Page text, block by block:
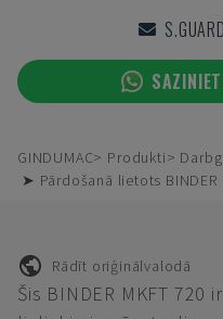
GINDUMAC Produkti
➤ Pārdošanā lietots
Rādīt oriģinālvalodā
Šis BINDER MKFT 720